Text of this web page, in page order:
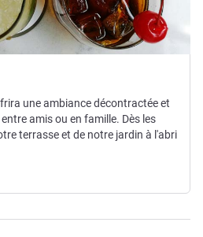
une ambiance décontractée et
amis ou en famille. Dès les
terrasse et de notre jardin à l'abri